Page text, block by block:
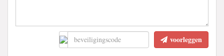
voorleggen